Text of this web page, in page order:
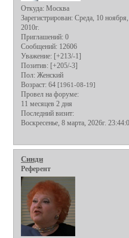
Откуда: Москва
Зарегистрирован: Среда, 10 ноября,
2010г.
Приглашений: 0
Сообщений: 12606
Уважение: [+213/-1]
Позитив: [+205/-3]
Пол: Женский
Возраст: 64 [1961-08-19]
Провел на форуме:
11 месяцев 2 дня
Последний визит:
Воскресенье, 8 марта, 2026г.
Синди
Референт